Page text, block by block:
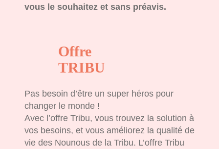
vous le souhaitez et sans préavis.
Offre
TRIBU
Pas besoin d’être un super héros pour
changer le monde !
Avec l’offre Tribu, vous trouvez la solution à
vos besoins, et vous améliorez la qualité de
vie des Nounous de la Tribu. L’offre Tribu